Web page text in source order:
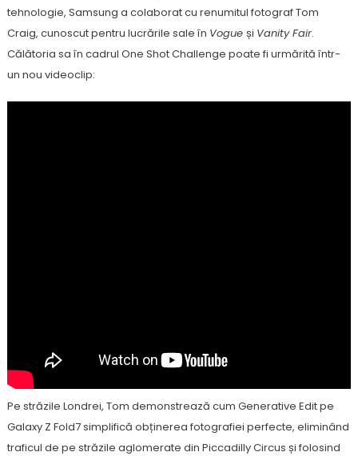
tehnologie, Samsung a colaborat cu renumitul fotograf Tom
Craig, cunoscut pentru lucrările sale în Vogue și Vanity Fair.
Călătoria sa în cadrul One Shot Challenge poate fi urmărită într-
un nou videoclip:
Pe străzile Londrei, Tom demonstrează cum Generative Edit pe
Galaxy Z Fold7 simplifică obținerea fotografiei perfecte, eliminând
traficul de pe străzile aglomerate din Piccadilly Circus și folosind